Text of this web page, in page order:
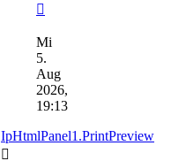
Beitrag
Mi
5.
Aug
2026,
19:13
IpHtmlPanel1.PrintPreview